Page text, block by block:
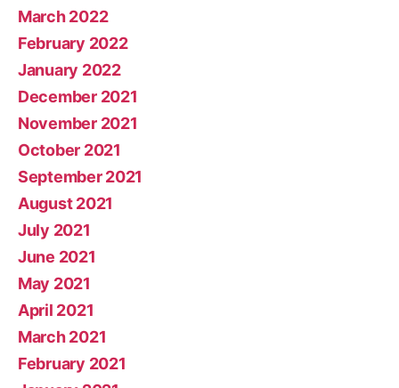
March 2022
February 2022
January 2022
December 2021
November 2021
October 2021
September 2021
August 2021
July 2021
June 2021
May 2021
April 2021
March 2021
February 2021